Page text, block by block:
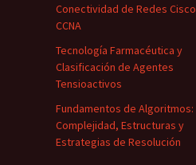
Conectividad de Redes Cisco
CCNA
Tecnología Farmacéutica y
Clasificación de Agentes
Tensioactivos
Fundamentos de Algoritmos:
Complejidad, Estructuras y
Estrategias de Resolución